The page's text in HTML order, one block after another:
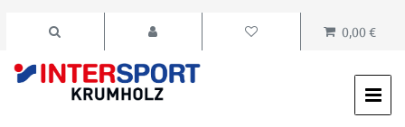
0,00 €